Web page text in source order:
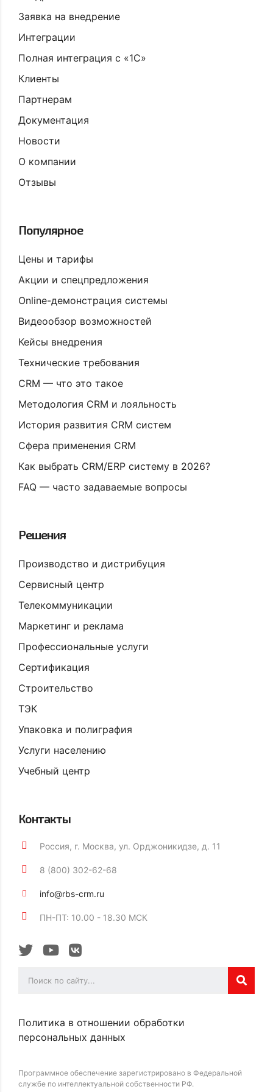
Заявка на внедрение
Интеграции
Полная интеграция с «1С»
Клиенты
Партнерам
Документация
Новости
О компании
Отзывы
Популярное
Цены и тарифы
Акции и спецпредложения
Online-демонстрация системы
Видеообзор возможностей
Кейсы внедрения
Технические требования
CRM — что это такое
Методология CRM и лояльность
История развития CRM систем
Сфера применения CRM
Как выбрать CRM/ERP систему в 2026?
FAQ — часто задаваемые вопросы
Решения
Производство и дистрибуция
Сервисный центр
Телекоммуникации
Маркетинг и реклама
Профессиональные услуги
Сертификация
Строительство
ТЭК
Упаковка и полиграфия
Услуги населению
Учебный центр
Контакты
Россия, г. Москва, ул. Орджоникидзе, д. 11
8 (800) 302-62-68
info@rbs-crm.ru
ПН-ПТ: 10.00 - 18.30 МСК
Политика в отношении обработки
персональных данных
Программное обеспечение зарегистрировано в Федеральной
службе по интеллектуальной собственности РФ.